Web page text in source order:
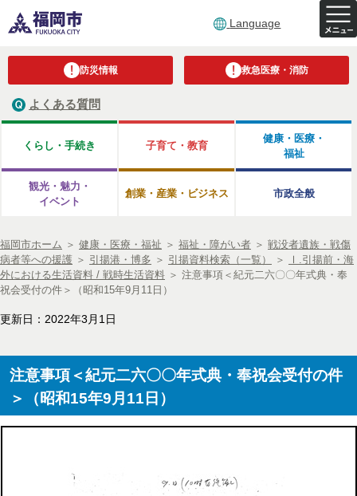
Language
防災情報 救急医療・消防
よくある質問
くらし・手続き 子育て・教育
健康・医療・
福祉
観光・魅力・
イベント
創業・産業・ビジネス 市政全般
福岡市ホーム ＞ 健康・医療・福祉 ＞ 福祉・障がい者 ＞ 戦没者遺族・戦傷
病者等への援護 ＞ 引揚港・博多 ＞ 引揚資料検索（一覧） ＞
Ⅰ.引揚前・海
外における生活資料 / 戦時生活資料 ＞ 注意事項＜紀元二六〇〇年式典・奉
祝会受付の件＞（昭和15年9月11日）
更新日：2022年3月1日
注意事項＜紀元二六〇〇年式典・奉祝会受付の件
＞（昭和15年9月11日）